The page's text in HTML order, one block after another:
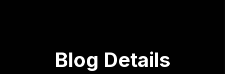
Blog Details